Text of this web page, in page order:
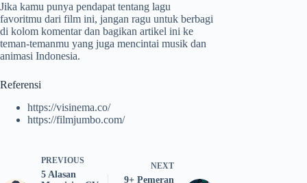
Jika kamu punya pendapat tentang lagu
favoritmu dari film ini, jangan ragu untuk berbagi
di kolom komentar dan bagikan artikel ini ke
teman-temanmu yang juga mencintai musik dan
animasi Indonesia.
Referensi
https://visinema.co/
https://filmjumbo.com/
PREVIOUS
5 Alasan
NEXT
9+ Pemeran